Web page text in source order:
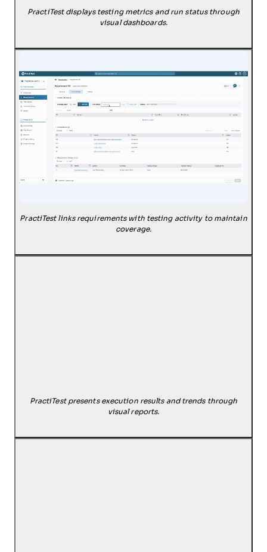
PractiTest displays testing metrics and run status through
visual dashboards.
PractiTest links requirements with testing activity to maintain
coverage.
PractiTest presents execution results and trends through
visual reports.